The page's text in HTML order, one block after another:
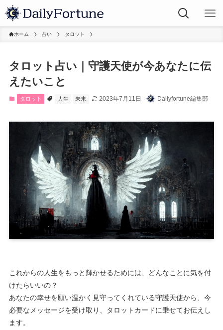
ホーム 占い タロット
タロット占い｜守護天使が今あなたに伝
えたいこと
タロット 人生 未来 2023年7月11日 Dailyfortune編集部
これからの人生をもっと輝かせるためには、どんなことに気を付
けたらいいの？
あなたの幸せを願い温かく見守ってくれている守護天使から、今
必要なメッセージを受け取り、タロットカードに乗せてお伝えし
ます。